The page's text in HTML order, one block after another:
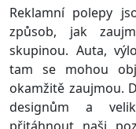
Reklamní polepy
způsob, jak
skupinou. Auta,
tam se mohou
okamžitě zaujmou.
designům a